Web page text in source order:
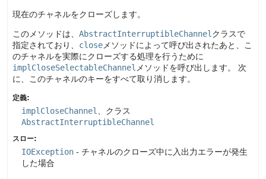
現在のチャネルをクローズします。
このメソッドは、 AbstractInterruptibleChannel クラスで
指定されており、 close メソッドによって呼び出されたあと、こ
のチャネルを実際にクローズする処理を行うために
implCloseSelectableChannel メソッドを呼び出します。
次
に、このチャネルのキーをすべて取り消します。
定義:
implCloseChannel
、クラス
AbstractInterruptibleChannel
スロー:
IOException - チャネルのクローズ中に入出力エラーが発生
した場合